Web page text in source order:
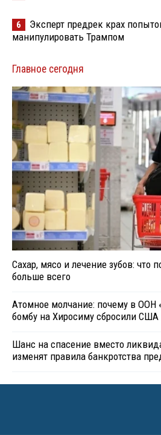
6
Эксперт предрек крах
манипулировать Трампом
Главное сегодня
Сахар, мясо и лечение зубов: что
больше всего
Атомное молчание: почему в ООН
бомбу на Хиросиму сбросили США
Шанс на спасение вместо
изменят правила банкротства